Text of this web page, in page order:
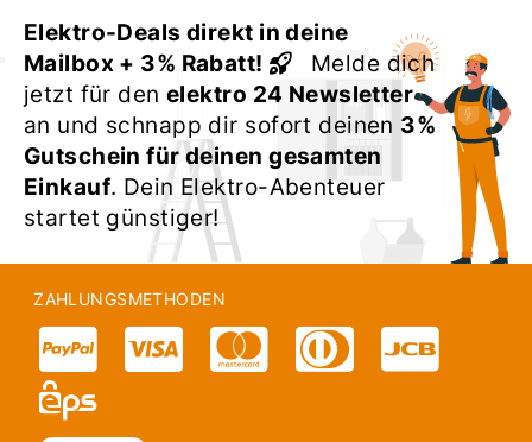
Elektro-Deals direkt in deine
Mailbox + 3% Rabatt!
Melde dich
jetzt für denelektro 24 Newsletter
an und schnapp dir sofort deinen 3%
Gutschein für deinen gesamten
Einkauf. Dein Elektro-Abenteuer
startet günstiger!
ZAHLUNGSMETHODEN